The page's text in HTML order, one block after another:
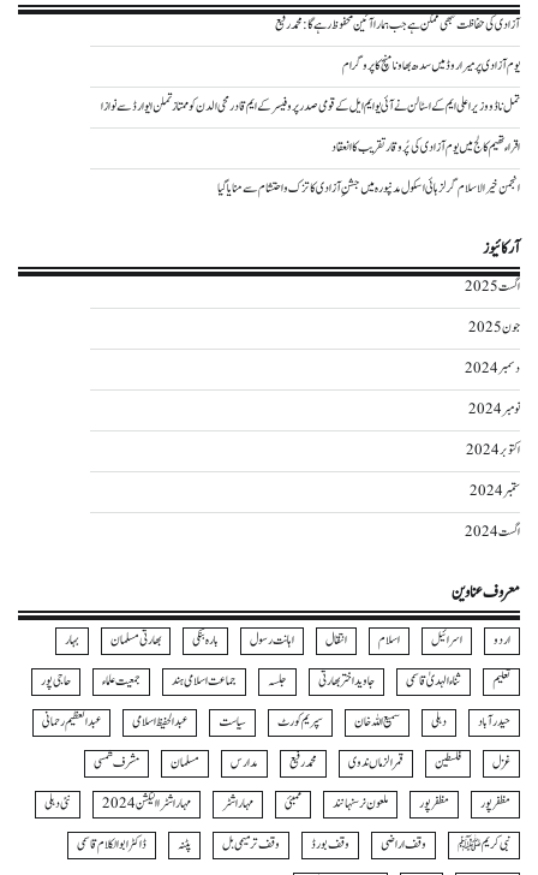
آزادی کی حفاظت تبھی ممکن ہے جب ہمارا آئین محفوظ رہے گا : محمد رفیع
یوم آزادی پر میراروڈ میں سدھ بھاونا منچ کا پروگرام
تمل ناڈو وزیر اعلی ایم کے اسٹالن نے آئی یو ایم ایل کے قومی صدر پروفیسر کے ایم قادرمحی الدن کو ممتاز تملن ایوارڈ سے نوازا
اقراء تھیم کالج میں یوم آزادی کی پُر وقار تقریب کا انعقاد
انجمن خیر الاسلام گرلز ہائی اسکول مدنپورہ میں جشنِ آزادی کا تزک و احتشام سے منایا گیا
آرکائیوز
اگست 2025
جون 2025
دسمبر 2024
نومبر 2024
اکتوبر 2024
ستمبر 2024
اگست 2024
معروف عناوین
اردو اسرائیل اسلام انتقال اہانت رسول بارہ بنکی بھارتی مسلمان
بہار
تعلیم
ثناءالہدیٰ قاسمی جاوید اختر بھارتی جلسہ جماعت اسلامی ہند جمعیت علماء
حاجی پور
حیدرآباد
دہلی سمیع اللہ خان سپریم کورٹ سیاست عبدالحفیظ اسلامی
عبدالعظیم رحمانی
غزل
فلسطین قمرالزماں ندوی محمد رفیع مدارس مسلمان
مشرف شمسی
مظفر پور
مظفرپور ملعون نرسنہا نند ممبئی مہاراشٹر مہاراشٹرا الیکشن 2024
نئی دہلی
نبی کریمﷺ
وقف اراضی وقف بورڈ وقف ترمیمی بل پٹنہ
ڈاکٹر ابوالکلام قاسمی